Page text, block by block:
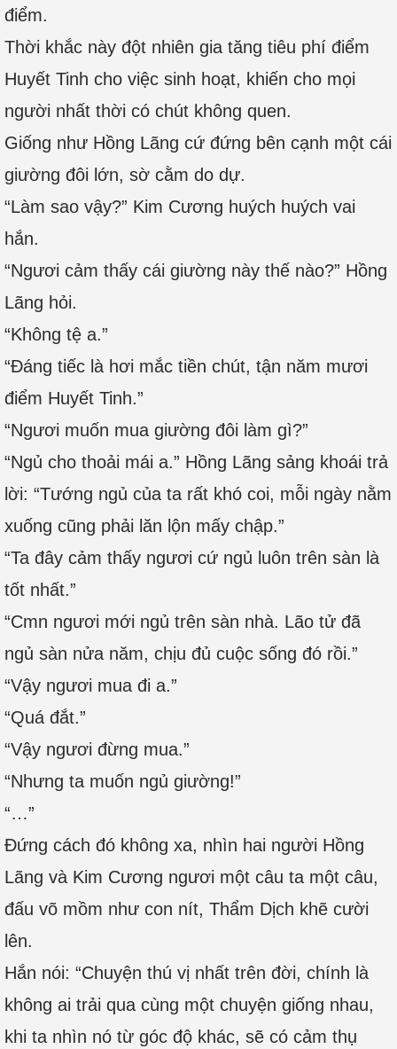
điểm.
Thời khắc này đột nhiên gia tăng tiêu phí điểm
Huyết Tinh cho việc sinh hoạt, khiến cho mọi
người nhất thời có chút không quen.
Giống như Hồng Lãng cứ đứng bên cạnh một cái
giường đôi lớn, sờ cằm do dự.
“Làm sao vậy?” Kim Cương huých huých vai
hắn.
“Ngươi cảm thấy cái giường này thế nào?” Hồng
Lãng hỏi.
“Không tệ a.”
“Đáng tiếc là hơi mắc tiền chút, tận năm mươi
điểm Huyết Tinh.”
“Ngươi muốn mua giường đôi làm gì?”
“Ngủ cho thoải mái a.” Hồng Lãng sảng khoái trả
lời: “Tướng ngủ của ta rất khó coi, mỗi ngày nằm
xuống cũng phải lăn lộn mấy chập.”
“Ta đây cảm thấy ngươi cứ ngủ luôn trên sàn là
tốt nhất.”
“Cmn ngươi mới ngủ trên sàn nhà. Lão tử đã
ngủ sàn nửa năm, chịu đủ cuộc sống đó rồi.”
“Vậy ngươi mua đi a.”
“Quá đắt.”
“Vậy ngươi đừng mua.”
“Nhưng ta muốn ngủ giường!”
“…”
Đứng cách đó không xa, nhìn hai người Hồng
Lãng và Kim Cương ngươi một câu ta một câu,
đấu võ mồm như con nít, Thẩm Dịch khẽ cười
lên.
Hắn nói: “Chuyện thú vị nhất trên đời, chính là
không ai trải qua cùng một chuyện giống nhau,
khi ta nhìn nó từ góc độ khác, sẽ có cảm thụ